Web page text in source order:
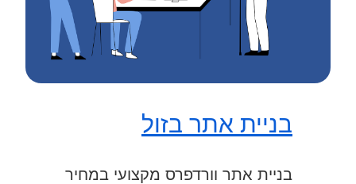
בניית אתר בזול
בניית אתר וורדפרס מקצועי במחיר